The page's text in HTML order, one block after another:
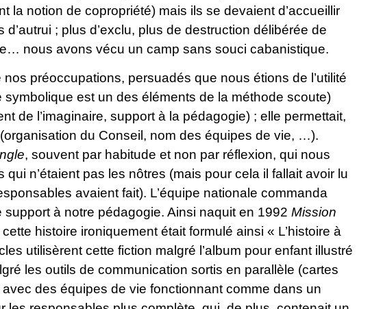
la notion de copropriété) mais ils se devaient d’accueillir
; plus d’exclu, plus de destruction délibérée de
nous avons vécu un camp sans souci cabanistique.
préoccupations, persuadés que nous étions de l’utilité
est un des éléments de la méthode scoute)
de l’imaginaire, support à la pédagogie) ; elle permettait,
du Conseil, nom des équipes de vie, …).
, souvent par habitude et non par réflexion, qui nous
n’étaient pas les nôtres (mais pour cela il fallait avoir lu
avaient fait). L’équipe nationale commanda
à notre pédagogie. Ainsi naquit en 1992 Mission
histoire ironiquement était formulé ainsi « L’histoire à
utilisèrent cette fiction malgré l’album pour enfant illustré
les outils de communication sortis en parallèle (cartes
des équipes de vie fonctionnant comme dans un